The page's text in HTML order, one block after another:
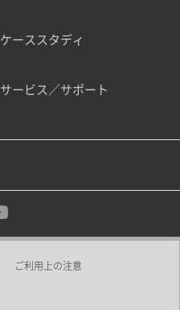
ケーススタディ
サービス／サポート
ご利用上の注意